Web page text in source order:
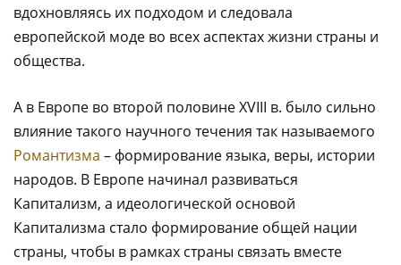
вдохновляясь их подходом и следовала
европейской моде во всех аспектах жизни страны и
общества.
А в Европе во второй половине XVIII в. было сильно
влияние такого научного течения так называемого
Романтизма – формирование языка, веры, истории
народов. В Европе начинал развиваться
Капитализм, а идеологической основой
Капитализма стало формирование общей нации
страны, чтобы в рамках страны связать вместе